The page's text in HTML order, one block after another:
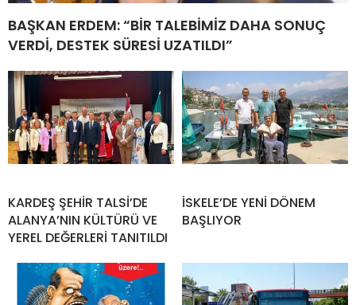
BAŞKAN ERDEM: “BİR TALEBİMİZ DAHA SONUÇ
VERDİ, DESTEK SÜRESİ UZATILDI”
KARDEŞ ŞEHİR TALSİ’DE
ALANYA’NIN KÜLTÜRÜ VE
YEREL DEĞERLERİ TANITILDI
İSKELE’DE YENİ DÖNEM
BAŞLIYOR